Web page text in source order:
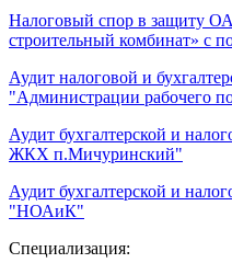
Налоговый спор в защиту
строительный комбинат» с
Аудит налоговой и
"Администрации рабочего
Аудит бухгалтерской и
ЖКХ п.Мичуринский"
Аудит бухгалтерской и
"НОАиК"
Специализация: